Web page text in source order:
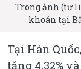
Trong ảnh (tư
khoán tại
Tại Hàn
tăng 4,32%